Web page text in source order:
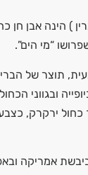
) הינה אבן חן
תוצר של
ובגווני
כחול ירקרק,
אמריקה